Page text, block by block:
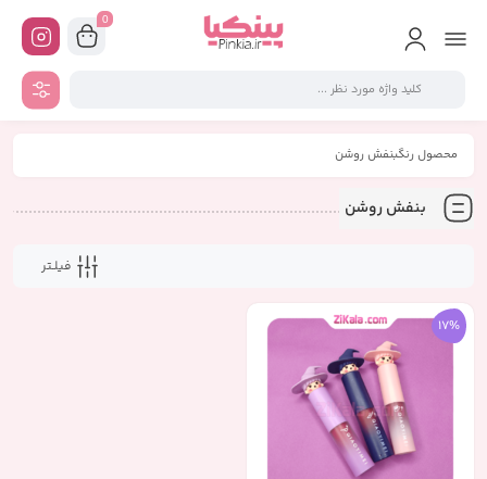
0
محصول رنگبنفش روشن
بنفش روشن
فیلـتر
17%